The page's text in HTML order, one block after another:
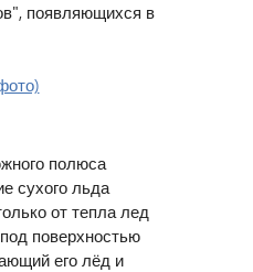
появляющихся в
полюса
сухого льда
от тепла лед
поверхностью
его лёд и